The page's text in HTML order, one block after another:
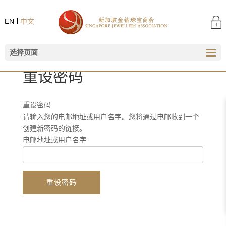
中文
EN
选择页面
重设密码
重设密码
请输入您的电邮地址或用户名字。您将通过电邮收到一个
创建新密码的链接。
电邮地址或用户名字
重设密码